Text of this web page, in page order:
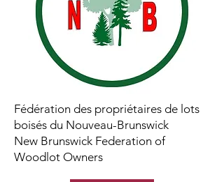
Fédération des propriétaires de lots
boisés du Nouveau-Brunswick
New Brunswick Federation of
Woodlot Owners